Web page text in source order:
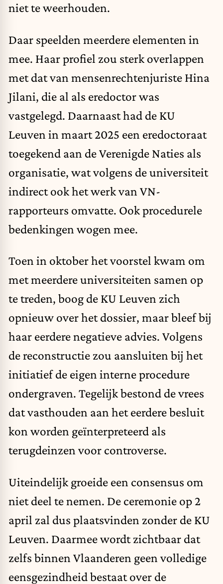
niet te weerhouden.
Daar speelden meerdere elementen in
mee. Haar profiel zou sterk overlappen
met dat van mensenrechtenjuriste Hina
Jilani, die al als eredoctor was
vastgelegd. Daarnaast had de KU
Leuven in maart 2025 een eredoctoraat
toegekend aan de Verenigde Naties als
organisatie, wat volgens de universiteit
indirect ook het werk van VN-
rapporteurs omvatte. Ook procedurele
bedenkingen wogen mee.
Toen in oktober het voorstel kwam om
met meerdere universiteiten samen op
te treden, boog de KU Leuven zich
opnieuw over het dossier, maar bleef bij
haar eerdere negatieve advies. Volgens
de reconstructie zou aansluiten bij het
initiatief de eigen interne procedure
ondergraven. Tegelijk bestond de vrees
dat vasthouden aan het eerdere besluit
kon worden geïnterpreteerd als
terugdeinzen voor controverse.
Uiteindelijk groeide een consensus om
niet deel te nemen. De ceremonie op 2
april zal dus plaatsvinden zonder de KU
Leuven. Daarmee wordt zichtbaar dat
zelfs binnen Vlaanderen geen volledige
eensgezindheid bestaat over de